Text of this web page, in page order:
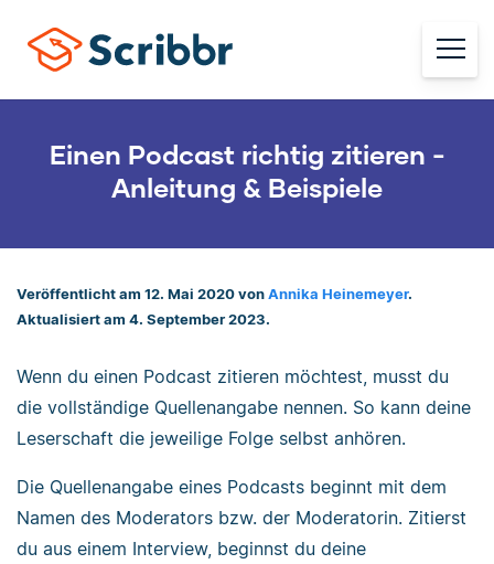
Einen Podcast richtig zitieren -
Anleitung & Beispiele
Veröffentlicht am 12. Mai 2020 von Annika Heinemeyer.
Aktualisiert am 4. September 2023.
Wenn du einen Podcast zitieren möchtest, musst du
die vollständige Quellenangabe nennen. So kann deine
Leserschaft die jeweilige Folge selbst anhören.
Die Quellenangabe eines Podcasts beginnt mit dem
Namen des Moderators bzw. der Moderatorin. Zitierst
du aus einem Interview, beginnst du deine